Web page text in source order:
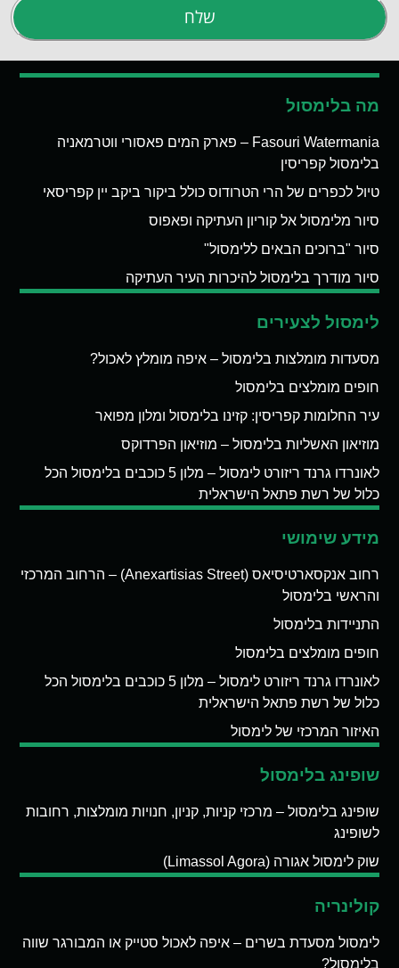
שלח
מה בלימסול
Fasouri Watermania – פארק המים פאסורי ווטרמאניה
בלימסול קפריסין
טיול לכפרים של הרי הטרודוס כולל ביקור ביקב יין קפריסאי
סיור מלימסול אל קוריון העתיקה ופאפוס
סיור "ברוכים הבאים ללימסול"
סיור מודרך בלימסול להיכרות העיר העתיקה
לימסול לצעירים
מסעדות מומלצות בלימסול – איפה מומלץ לאכול?
חופים מומלצים בלימסול
עיר החלומות קפריסין: קזינו בלימסול ומלון מפואר
מוזיאון האשליות בלימסול – מוזיאון הפרדוקס
לאונרדו גרנד ריזורט לימסול – מלון 5 כוכבים בלימסול הכל
כלול של רשת פתאל הישראלית
מידע שימושי
רחוב אנקסארטיסיאס (Anexartisias Street) – הרחוב המרכזי
והראשי בלימסול
התניידות בלימסול
חופים מומלצים בלימסול
לאונרדו גרנד ריזורט לימסול – מלון 5 כוכבים בלימסול הכל
כלול של רשת פתאל הישראלית
האיזור המרכזי של לימסול
שופינג בלימסול
שופינג בלימסול – מרכזי קניות, קניון, חנויות מומלצות, רחובות
לשופינג
שוק לימסול אגורה (Limassol Agora)
קולינריה
לימסול מסעדת בשרים – איפה לאכול סטייק או המבורגר שווה
בלימסול?